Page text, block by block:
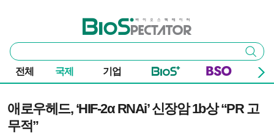
바이오스펙테이터
통
합
검
색
검색
전체 국제 기업
애로우헤드, ‘HIF-2α RNAi’ 신장암 1b상 “PR 고
무적”